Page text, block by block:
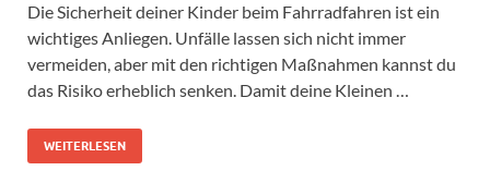
Die Sicherheit deiner Kinder beim Fahrradfahren ist ein
wichtiges Anliegen. Unfälle lassen sich nicht immer
vermeiden, aber mit den richtigen Maßnahmen kannst du
das Risiko erheblich senken. Damit deine Kleinen …
WEITERLESEN